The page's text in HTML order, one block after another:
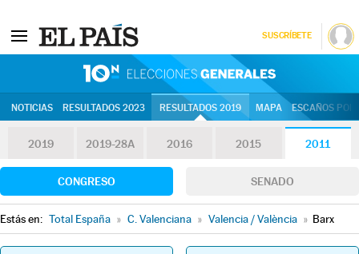
SUSCRÍBETE
NOTICIAS RESULTADOS 2023 RESULTADOS 2019 MAPA ESCAÑOS
2019 2019-28A 2016 2015 2011
CONGRESO SENADO
Estás en: Total España » C. Valenciana » Valencia / València » Barx